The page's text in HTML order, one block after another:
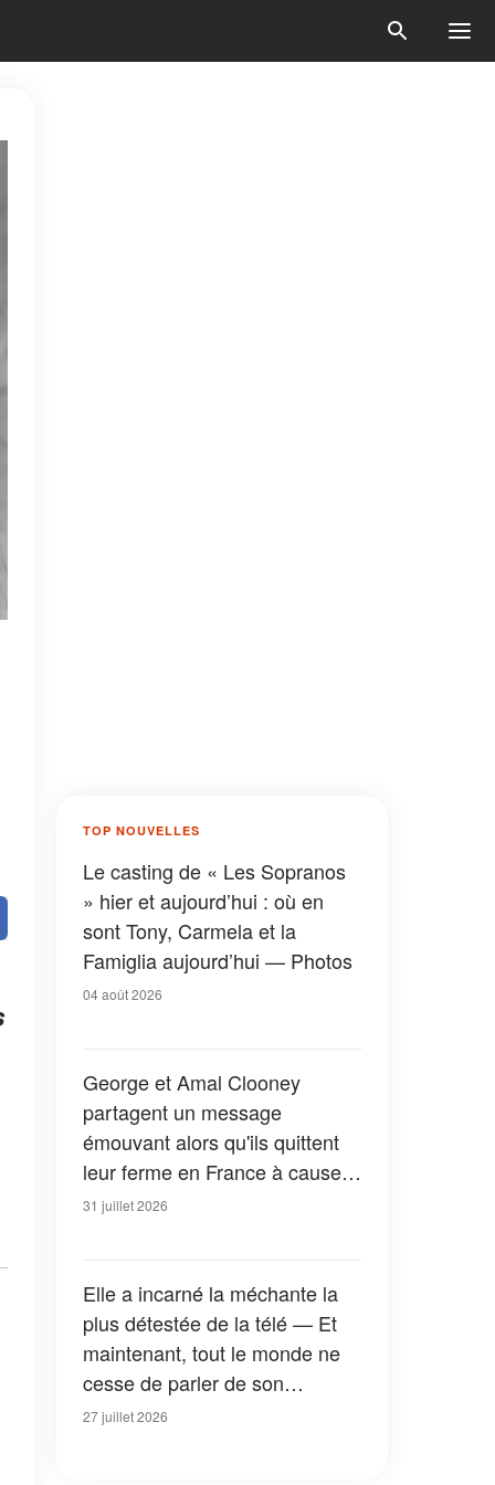
TOP NOUVELLES
Le casting de « Les Sopranos
» hier et aujourd’hui : où en
sont Tony, Carmela et la
Famiglia aujourd’hui — Photos
04 août 2026
George et Amal Clooney
partagent un message
émouvant alors qu'ils quittent
leur ferme en France à cause
des feux de forêt — Tous les
31 juillet 2026
Elle a incarné la méchante la
plus détestée de la télé — Et
maintenant, tout le monde ne
cesse de parler de son
apparition dans la nouvelle
27 juillet 2026